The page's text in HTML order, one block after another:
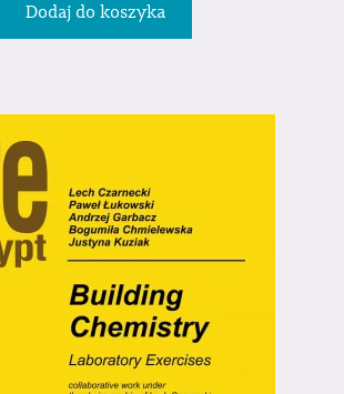
Dodaj do koszyka